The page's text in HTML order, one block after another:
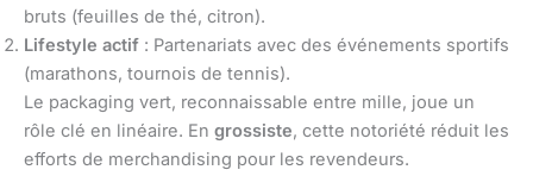
bruts (feuilles de thé, citron).
Lifestyle actif : Partenariats avec des événements sportifs
(marathons, tournois de tennis).
Le packaging vert, reconnaissable entre mille, joue un
rôle clé en linéaire. En grossiste, cette notoriété réduit les
efforts de merchandising pour les revendeurs.